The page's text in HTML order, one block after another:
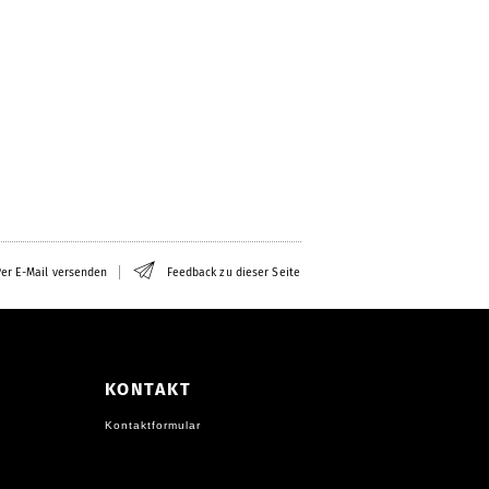
E-Mail versenden Feedback zu dieser Seite
KONTAKT
Kontaktformular